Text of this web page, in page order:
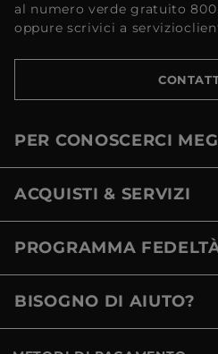
al numero verde gratuito
oppure scrivici a
PER CONOSCERCI
ACQUISTI & SERVIZI
PROGRAMMA
BISOGNO DI AIUTO?